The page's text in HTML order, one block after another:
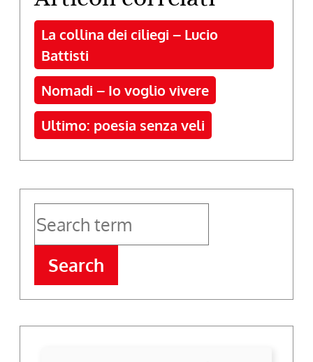
La collina dei ciliegi – Lucio
Battisti
Nomadi – Io voglio vivere
Ultimo: poesia senza veli
Search